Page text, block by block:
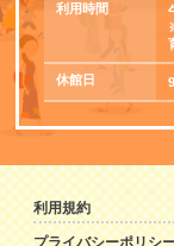
利用時間
休館日
利用規約
プライバシーポリシ